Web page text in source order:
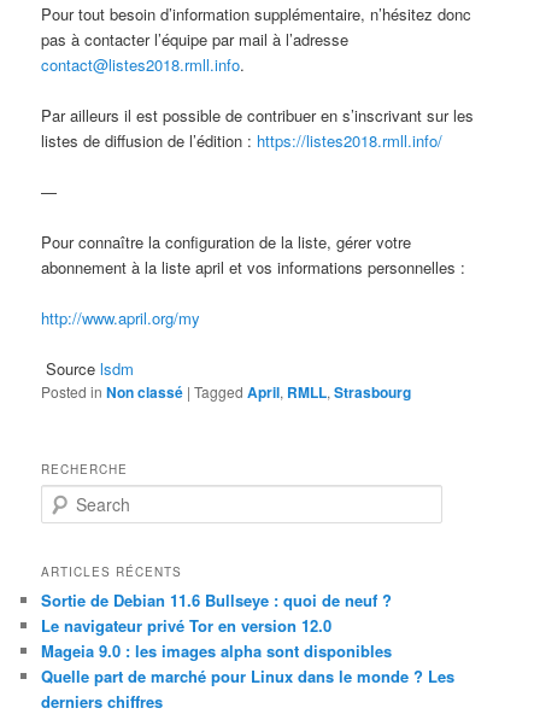
Pour tout besoin d’information supplémentaire, n’hésitez donc
pas à contacter l’équipe par mail à l’adresse
contact@listes2018.rmll.info.
Par ailleurs il est possible de contribuer en s’inscrivant sur les
listes de diffusion de l’édition : https://listes2018.rmll.info/
—
Pour connaître la configuration de la liste, gérer votre
abonnement à la liste april et vos informations personnelles :
http://www.april.org/my
Sourcelsdm
Posted in Non classé |Tagged April, RMLL,Strasbourg
RECHERCHE
e
r
h
ARTICLES RÉCENTS
Sortie de Debian 11.6 Bullseye : quoi de neuf ?
Le navigateur privé Tor en version 12.0
Mageia 9.0 : les images alpha sont disponibles
Quelle part de marché pour Linux dans le monde ? Les
derniers chiffres